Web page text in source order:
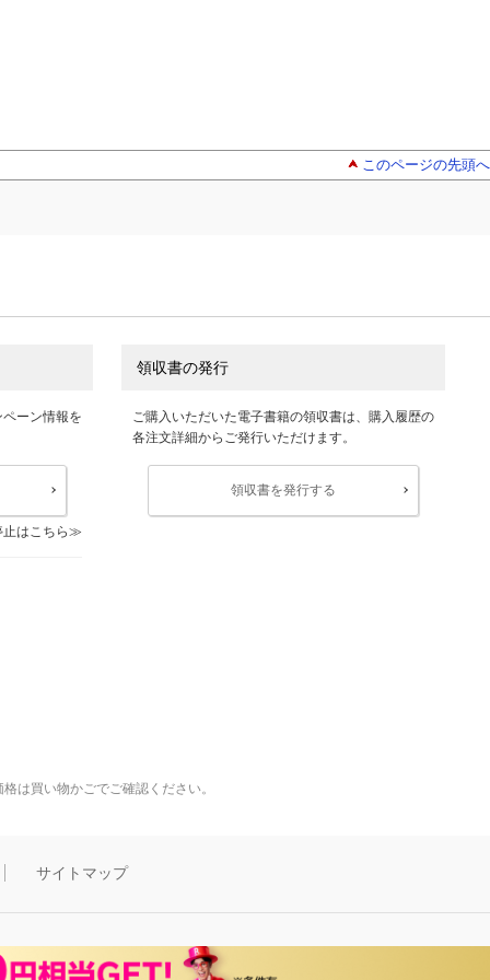
このページの先頭へ
ーン情報を
はこちら
領収書の発行
ご購入いただいた電子書籍の領収書は、購入履歴の
各注文詳細からご発行いただけます。
領収書を発行する
は買い物かごでご確認ください。
サイトマップ